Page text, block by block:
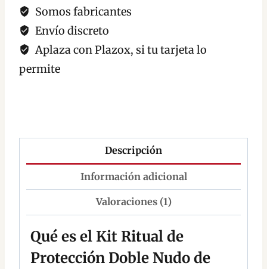
Somos fabricantes
Envío discreto
Aplaza con Plazox, si tu tarjeta lo
permite
Descripción
Información adicional
Valoraciones (1)
Qué es el Kit Ritual de
Protección Doble Nudo de